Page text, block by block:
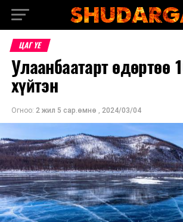
ЦАГ ҮЕ
Улаанбаатарт өдөртөө
хүйтэн
Огноо: 2 жил 5 сар.өмнө , 2024/03/04